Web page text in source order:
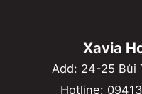
Xavia
Add: 24-25 Bùi
Hotline: